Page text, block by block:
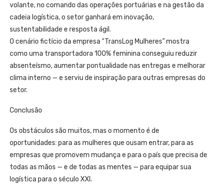
volante, no comando das operações portuárias e na gestão da
cadeia logística, o setor ganhará em inovação,
sustentabilidade e resposta ágil.
O cenário fictício da empresa “TransLog Mulheres” mostra
como uma transportadora 100% feminina conseguiu reduzir
absenteísmo, aumentar pontualidade nas entregas e melhorar
clima interno — e serviu de inspiração para outras empresas do
setor.
Conclusão
Os obstáculos são muitos, mas o momento é de
oportunidades: para as mulheres que ousam entrar, para as
empresas que promovem mudança e para o país que precisa de
todas as mãos — e de todas as mentes — para equipar sua
logística para o século XXI.